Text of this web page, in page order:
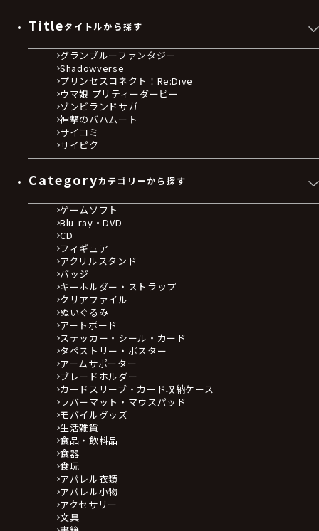
Titleタイトルから探す
グランブルーファンタジー
Shadowverse
プリンセスコネクト！Re:Dive
ウマ娘 プリティーダービー
ゾンビランドサガ
神撃のバハムート
サイコミ
サイピク
Categoryカテゴリーから探す
ゲームソフト
Blu-ray・DVD
CD
フィギュア
アクリルスタンド
バッジ
キーホルダー・ストラップ
クリアファイル
ぬいぐるみ
アートボード
ステッカー・シール・カード
タペストリー・ポスター
アームサポーター
ブレードホルダー
カードスリーブ・カード収納ケース
ラバーマット・マウスパッド
モバイルグッズ
生活雑貨
食品・飲料品
食器
食玩
アパレル衣類
アパレル小物
アクセサリー
文具